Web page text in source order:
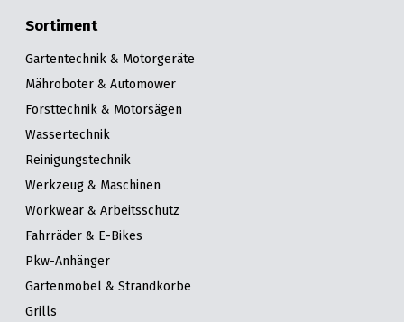
Sortiment
Gartentechnik & Motorgeräte
Mähroboter & Automower
Forsttechnik & Motorsägen
Wassertechnik
Reinigungstechnik
Werkzeug & Maschinen
Workwear & Arbeitsschutz
Fahrräder & E-Bikes
Pkw-Anhänger
Gartenmöbel & Strandkörbe
Grills